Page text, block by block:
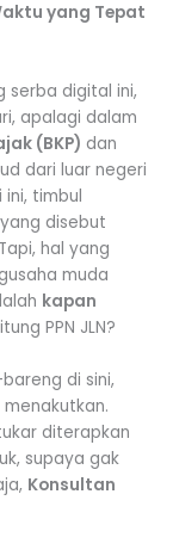
yang Tepat
serba digital ini,
apalagi dalam
(BKP) dan
dari luar negeri
timbul
disebut
hal yang
muda
kapan
PPN JLN?
di sini,
diterapkan
supaya gak
Konsultan